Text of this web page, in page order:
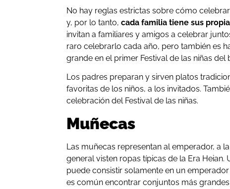
No hay reglas estrictas sobre cómo
y, por lo tanto, cada familia tiene sus
invitan a familiares y amigos a celebrar
raro celebrarlo cada año, pero también es
grande en el primer Festival de las niñas del
Los padres preparan y sirven platos
favoritas de los niños, a los invitados.
celebración del Festival de las niñas.
Muñecas
Las muñecas representan al emperador, a
general visten ropas típicas de la Era
puede consistir solamente en un
es común encontrar conjuntos más